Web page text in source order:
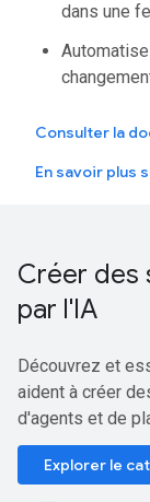
dans une
Consulter la
En savoir plus
Créer des
par l'IA
Découvrez et
aident à créer
d'agents et de
Explorer le